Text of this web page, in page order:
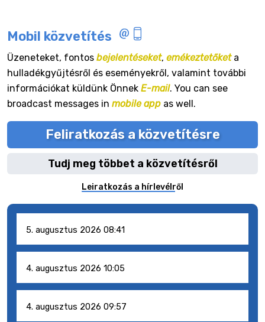
Mobil közvetítés
Üzeneteket, fontos bejelentéseket, emékeztetőketa
hulladékgyűjtésről és eseményekről, valamint további
információkat küldünk Önnek E-mail. You can see
broadcast messages in mobile app as well.
Feliratkozás a közvetítésre
Tudj meg többet a közvetítésről
Leiratkozás a hírlevélről
5. augusztus 2026 08:41
4. augusztus 2026 10:05
4. augusztus 2026 09:57